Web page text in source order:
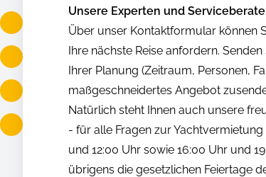
Unsere Experten und
Über unser Kontaktformular können
Ihre nächste Reise anfordern.
Ihrer Planung (Zeitraum, Personen,
maßgeschneidertes Angebot
Natürlich steht Ihnen auch unsere
- für alle Fragen zur
und 12:00 Uhr sowie 16:00 Uhr und
übrigens die gesetzlichen Feiertage